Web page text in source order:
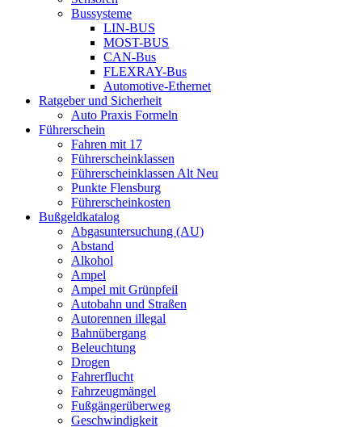
Bussysteme
LIN-BUS
MOST-BUS
CAN-Bus
FLEXRAY-Bus
Automotive-Ethernet
Ratgeber und Sicherheit
Auto Praxis Formeln
Führerschein
Fahren mit 17
Führerscheinklassen
Führerscheinklassen Alt Neu
Punkte Flensburg
Führerscheinkosten
Bußgeldkatalog
Abgasuntersuchung (AU)
Abstand
Alkohol
Ampel
Ampel mit Grünpfeil
Autobahn und Straßen
Autorennen illegal
Bahnübergang
Beleuchtung
Drogen
Fahrerflucht
Fahrzeugmängel
Fußgängerüberweg
Geschwindigkeit